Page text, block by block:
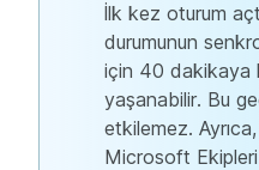
İlk kez oturum
durumunun
için 40 dakikaya
yaşanabilir. Bu
etkilemez.
Microsoft